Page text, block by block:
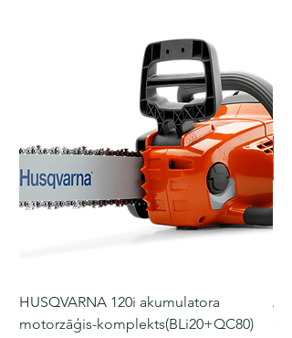
HUSQVARNA 120i akumulatora
motorzāģis-komplekts(BLi20+QC80)